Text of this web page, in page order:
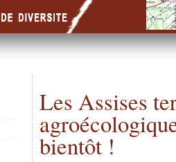
Les Assises
bientôt !